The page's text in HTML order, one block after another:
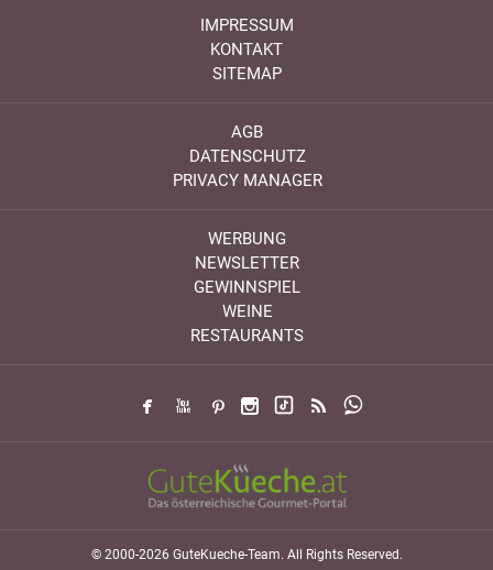
IMPRESSUM
KONTAKT
SITEMAP
AGB
DATENSCHUTZ
PRIVACY MANAGER
WERBUNG
NEWSLETTER
GEWINNSPIEL
WEINE
RESTAURANTS
© 2000-2026 GuteKueche-Team. All Rights Reserved.